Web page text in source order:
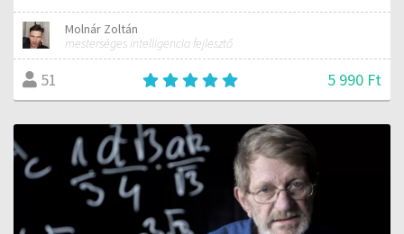
Molnár Zoltán
mesterséges intelligencia fejlesztő
51 5 990 Ft